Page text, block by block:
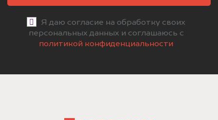
Я даю согласие на обработку своих
персональных данных и соглашаюсь с
политикой конфиденциальности